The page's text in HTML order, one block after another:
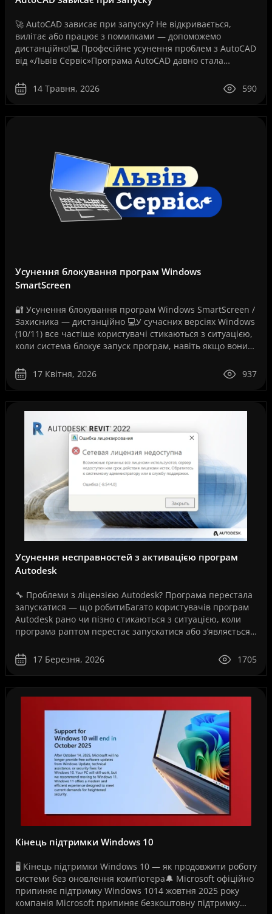
🚀 AutoCAD зависає при запуску? Не відкривається,
вилітає або працює з помилками — допоможемо
дистанційно!💻 Професійне усунення проблем з AutoCAD
від «Львів Сервіс»Програма AutoCAD давно стала
проект..14 Травня, 2026 590
Усунення блокування програм Windows
SmartScreen
🔐 Усунення блокування програм Windows SmartScreen /
Захисника — дистанційно 💻У сучасних версіях Windows
(10/11) все частіше користувачі стикаються з ситуацією,
коли система блокує запуск програм, навіть якщо вони
17 Квітня, 2026
937
Усунення несправностей з активацією програм
Autodesk
🔧 Проблеми з ліцензією Autodesk? Програма перестала
запускатися — що робитиБагато користувачів програм
Autodesk рано чи пізно стикаються з ситуацією, коли
програма раптом перестає запускатися або з’являється
17 Березня, 2026
1705
Кінець підтримки Windows 10
🖥️ Кінець підтримки Windows 10 — як продовжити роботу
системи без оновлення комп’ютера🔔 Microsoft офіційно
припиняє підтримку Windows 1014 жовтня 2025 року
компанія Microsoft припиняє безкоштовну підтримку